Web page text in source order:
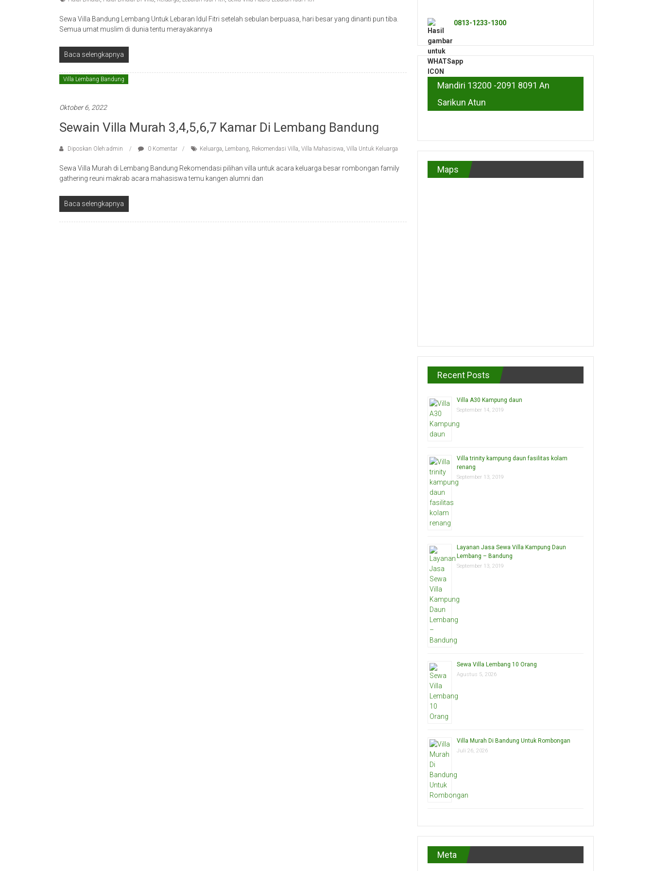
Sewa Villa Bandung Lembang Untuk Lebaran Idul Fitri setelah sebulan berpuasa, hari besar yang dinanti pun tiba.
Semua umat muslim di dunia tentu merayakannya
Baca selengkapnya
Villa Lembang Bandung
Oktober 6, 2022
Sewain Villa Murah 3,4,5,6,7 Kamar Di Lembang Bandung
Diposkan Oleh:admin 0 Komentar Keluarga, Lembang, Rekomendasi Villa, Villa Mahasiswa, Villa Untuk Keluarga
Sewa Villa Murah di Lembang Bandung Rekomendasi pilihan villa untuk acara keluarga besar rombongan family
gathering reuni makrab acara mahasiswa temu kangen alumni dan
Baca selengkapnya
0813-1233-1300
Mandiri 13200 -2091 8091 An
Sarikun Atun
Maps
Recent Posts
Villa A30 Kampung daun
September 14, 2019
Villa trinity kampung daun fasilitas kolam
renang
September 13, 2019
Layanan Jasa Sewa Villa Kampung Daun
Lembang – Bandung
September 13, 2019
Sewa Villa Lembang 10 Orang
Agustus 5, 2026
Villa Murah Di Bandung Untuk Rombongan
Juli 26, 2026
Meta